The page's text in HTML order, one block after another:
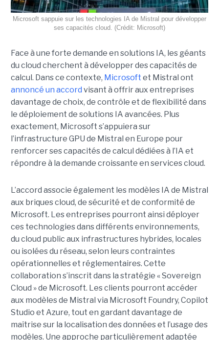
Microsoft sappuie sur les technologies IA de Mistral pour développer
ses capacités cloud. (Crédit: Microsoft)
Face à une forte demande en solutions IA, les géants
du cloud cherchent à développer des capacités de
calcul. Dans ce contexte, Microsoft et Mistral ont
annoncé un accord visant à offrir aux entreprises
davantage de choix, de contrôle et de flexibilité dans
le déploiement de solutions IA avancées. Plus
exactement, Microsoft s’appuiera sur
l’infrastructure GPU de Mistral en Europe pour
renforcer ses capacités de calcul dédiées à l’IA et
répondre à la demande croissante en services cloud.
L’accord associe également les modèles IA de Mistral
aux briques cloud, de sécurité et de conformité de
Microsoft. Les entreprises pourront ainsi déployer
ces technologies dans différents environnements,
du cloud public aux infrastructures hybrides, locales
ou isolées du réseau, selon leurs contraintes
opérationnelles et réglementaires. Cette
collaboration s’inscrit dans la stratégie « Sovereign
Cloud » de Microsoft. Les clients pourront accéder
aux modèles de Mistral via Microsoft Foundry, Copilot
Studio et Azure, tout en gardant davantage de
maîtrise sur la localisation des données et l’usage des
modèles. Une approche particulièrement adaptée